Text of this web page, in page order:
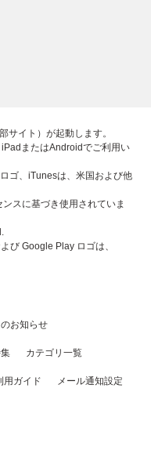
サイト）が起動します。
またはAndroidでご利用い
ゴ、iTunesは、米国および他
スに基づき使用されていま
び Google Play ロゴは、
お知らせ
カテゴリ一覧
用ガイド メール通知設定